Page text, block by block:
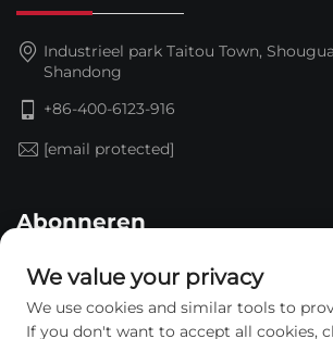
Industrieel park Taitou Town,
Shandong
+86-400-6123-916
[email protected]
Abonneren
We value your privacy
We use cookies and similar tools to
If you don't want to accept all cookies,